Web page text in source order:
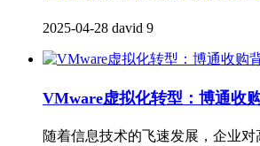
2025-04-28 david 9
VMware虚拟化转型：博通收
随着信息技术的飞速发展，企业